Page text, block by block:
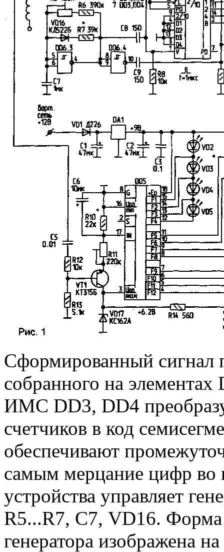
Сформированный сигнал
собранного на
ИМС DD3, DD4
счетчиков в код
обеспечивают
самым мерцание цифр во
устройства управляет
R5...R7, С7, VD16.
генератора изображена